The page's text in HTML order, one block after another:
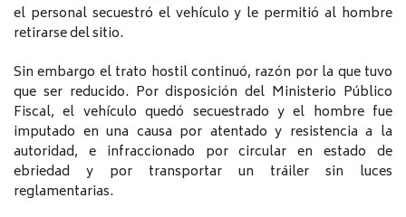
el personal secuestró el vehículo y le permitió al hombre
retirarse del sitio.
Sin embargo el trato hostil continuó, razón por la que tuvo
que ser reducido. Por disposición del Ministerio Público
Fiscal, el vehículo quedó secuestrado y el hombre fue
imputado en una causa por atentado y resistencia a la
autoridad, e infraccionado por circular en estado de
ebriedad y por transportar un tráiler sin luces
reglamentarias.